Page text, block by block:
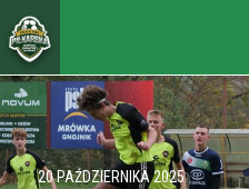
20 PAŹDZIERNIKA 2025